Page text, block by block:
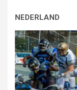
NEDERLAND